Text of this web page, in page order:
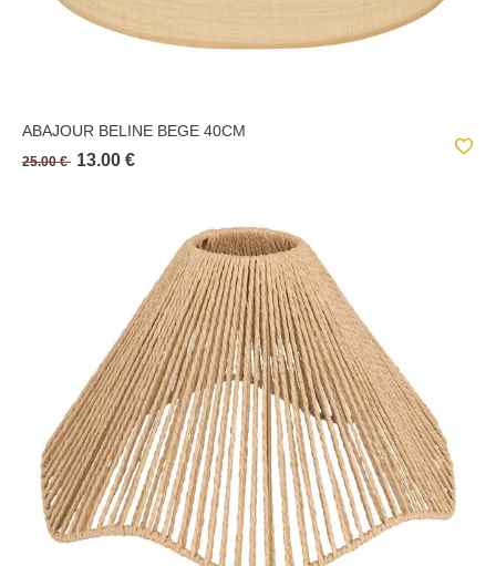
ABAJOUR BELINE BEGE 40CM
25.00 € 13.00 €